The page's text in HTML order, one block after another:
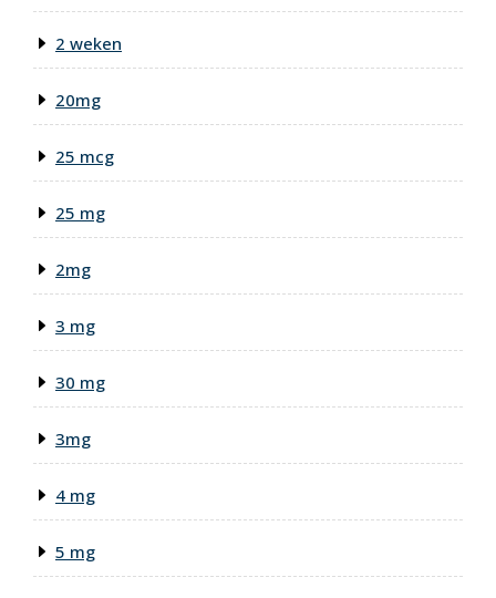
2 weken
20mg
25 mcg
25 mg
2mg
3 mg
30 mg
3mg
4 mg
5 mg